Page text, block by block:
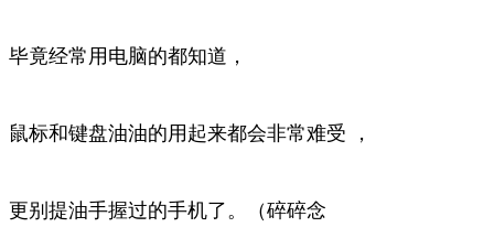
毕竟经常用电脑的都知道，
鼠标和键盘油油的用起来都会非常难受 ，
更别提油手握过的手机了。（碎碎念